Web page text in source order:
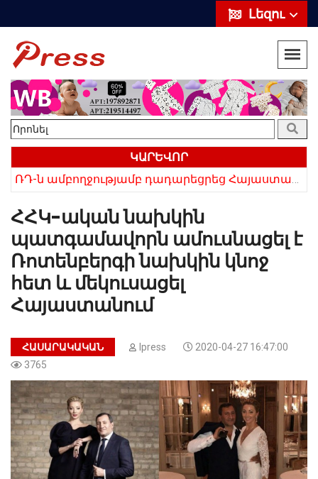
Լեզու
ԿԱՐԵՎՈՐ
ՀՀԿ-ական նախկին
պատգամավորն ամուսնացել է
Ռոտենբերգի նախկին կնոջ
հետ և մեկուսացել
Հայաստանում
ՀԱՍԱՐԱԿԱԿԱՆ Ipress
2020-04-27 16:47:00
3765